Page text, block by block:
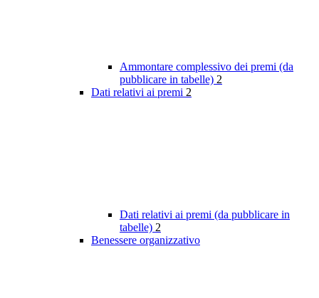
Ammontare complessivo dei premi (da
pubblicare in tabelle) 2
Dati relativi ai premi 2
Dati relativi ai premi (da pubblicare in
tabelle) 2
Benessere organizzativo